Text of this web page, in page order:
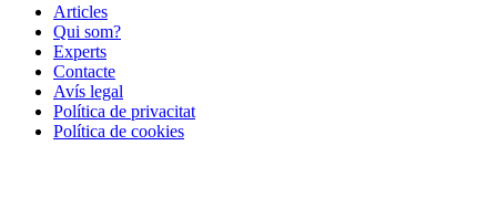
Articles
Qui som?
Experts
Contacte
Avís legal
Política de privacitat
Política de cookies